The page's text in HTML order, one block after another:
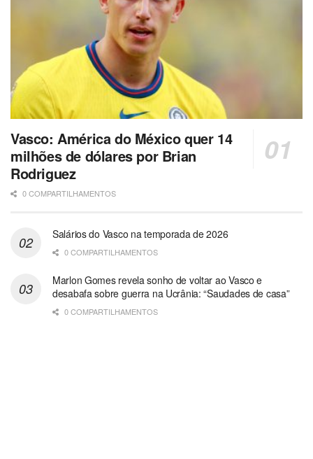
Vasco: América do México quer 14
milhões de dólares por Brian
Rodriguez
0 COMPARTILHAMENTOS
Salários do Vasco na temporada de 2026
0 COMPARTILHAMENTOS
Marlon Gomes revela sonho de voltar ao Vasco e
desabafa sobre guerra na Ucrânia: “Saudades de casa”
0 COMPARTILHAMENTOS